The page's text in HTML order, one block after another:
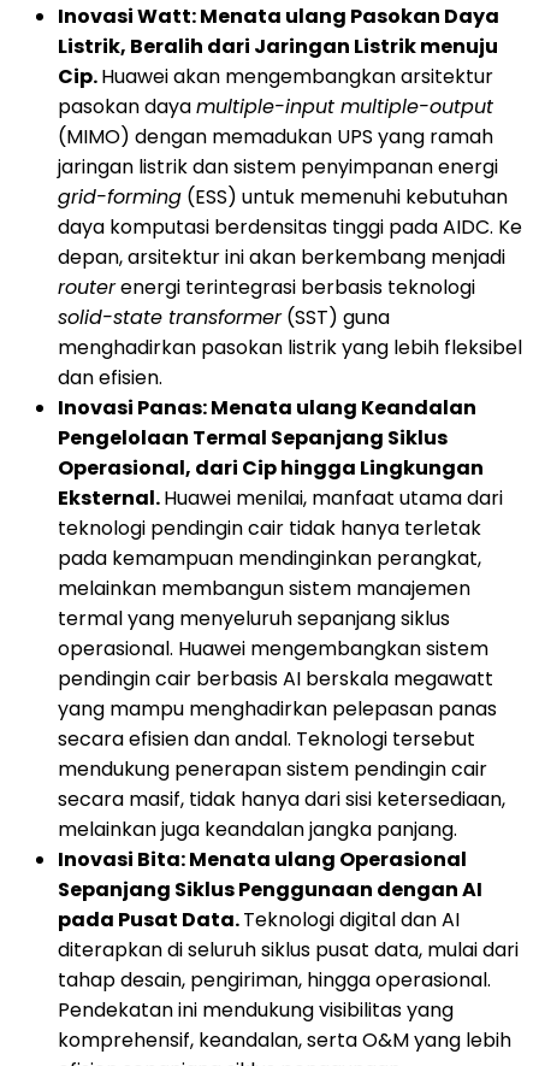
Inovasi Watt: Menata ulang Pasokan Daya
Listrik, Beralih dari Jaringan Listrik menuju
Cip.Huawei akan mengembangkan arsitektur
pasokan dayamultiple-input multiple-output
(MIMO) dengan memadukan UPS yang ramah
jaringan listrik dan sistem penyimpanan energi
grid-forming (ESS) untuk memenuhi kebutuhan
daya komputasi berdensitas tinggi pada AIDC. Ke
depan, arsitektur ini akan berkembang menjadi
routerenergi terintegrasi berbasis teknologi
solid-state transformer(SST) guna
menghadirkan pasokan listrik yang lebih fleksibel
dan efisien.
Inovasi Panas: Menata ulang Keandalan
Pengelolaan Termal Sepanjang Siklus
Operasional, dari Cip hingga Lingkungan
Eksternal.Huawei menilai, manfaat utama dari
teknologi pendingin cair tidak hanya terletak
pada kemampuan mendinginkan perangkat,
melainkan membangun sistem manajemen
termal yang menyeluruh sepanjang siklus
operasional. Huawei mengembangkan sistem
pendingin cair berbasis AI berskala megawatt
yang mampu menghadirkan pelepasan panas
secara efisien dan andal. Teknologi tersebut
mendukung penerapan sistem pendingin cair
secara masif, tidak hanya dari sisi ketersediaan,
melainkan juga keandalan jangka panjang.
Inovasi Bita: Menata ulang Operasional
Sepanjang Siklus Penggunaan dengan AI
pada Pusat Data.Teknologi digital dan AI
diterapkan di seluruh siklus pusat data, mulai dari
tahap desain, pengiriman, hingga operasional.
Pendekatan ini mendukung visibilitas yang
komprehensif, keandalan, serta O&M yang lebih